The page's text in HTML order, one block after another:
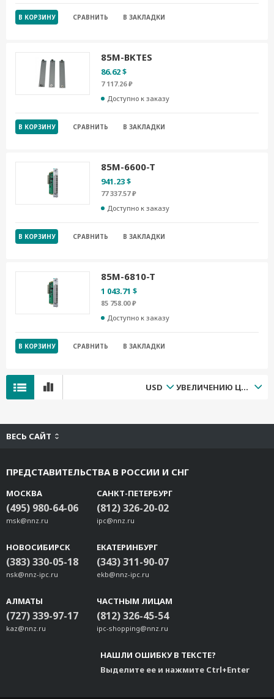
В КОРЗИНУ СРАВНИТЬ В ЗАКЛАДКИ
85M-BKTES
86.62 $
7 117.26 ₽
Доступно к заказу
В КОРЗИНУ СРАВНИТЬ В ЗАКЛАДКИ
85M-6600-T
941.23 $
77 337.57 ₽
Доступно к заказу
В КОРЗИНУ СРАВНИТЬ В ЗАКЛАДКИ
85M-6810-T
1 043.71 $
85 758.00 ₽
Доступно к заказу
В КОРЗИНУ СРАВНИТЬ В ЗАКЛАДКИ
USD УВЕЛИЧЕНИЮ ЦЕНЫ
ВЕСЬ САЙТ
ПРЕДСТАВИТЕЛЬСТВА В РОССИИ И СНГ
МОСКВА
(495) 980-64-06
msk@nnz.ru
САНКТ-ПЕТЕРБУРГ
(812) 326-20-02
ipc@nnz.ru
НОВОСИБИРСК
(383) 330-05-18
nsk@nnz-ipc.ru
ЕКАТЕРИНБУРГ
(343) 311-90-07
ekb@nnz-ipc.ru
АЛМАТЫ
(727) 339-97-17
kaz@nnz.ru
ЧАСТНЫМ ЛИЦАМ
(812) 326-45-54
ipc-shopping@nnz.ru
НАШЛИ ОШИБКУ В ТЕКСТЕ?
Выделите ее и нажмите Ctrl+Enter